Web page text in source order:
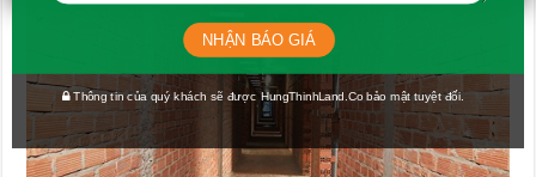
Thông tin của quý khách sẽ được HungThinhLand.Co bảo mật tuyệt đối.
NHẬN BÁO GIÁ